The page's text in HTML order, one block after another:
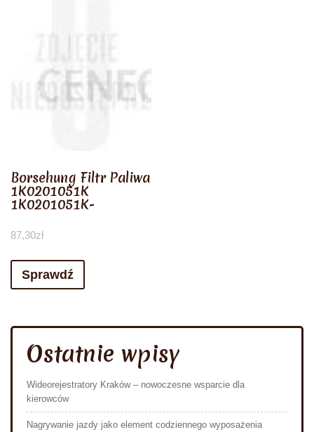
Borsehung Filtr Paliwa
1K0201051K
1K0201051K-
87,30zł
Sprawdź
Ostatnie wpisy
Wideorejestratory Kraków – nowoczesne wsparcie dla
kierowców
Nagrywanie jazdy jako element codziennego wyposażenia